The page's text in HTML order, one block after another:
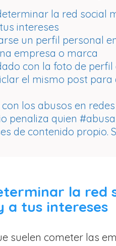
la red social
intereses
un perfil personal
empresa o marca
con la foto de perfil
el mismo post
con los abusos en
penaliza quien
de contenido propio.
la red
a tus intereses
suelen cometer las